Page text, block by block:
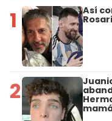
1 Así
2